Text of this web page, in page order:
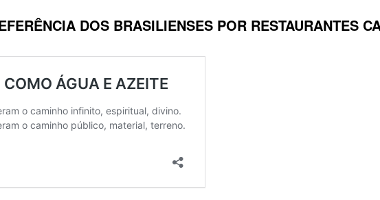
DOS BRASILIENSES POR RESTAURANTES